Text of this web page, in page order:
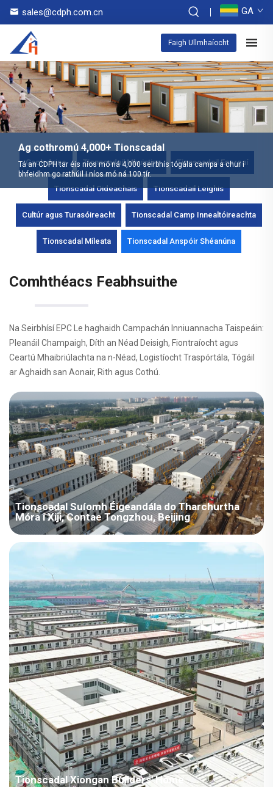
sales@cdph.com.cn GA
Faigh Ullmhaíocht
Ag cothromú 4,000+ Tionscadal
Tá an CDPH tar éis níos mó ná 4,000 seirbhís tógála campa a chur i
bhfeidhm go rathúil i níos mó ná 100 tír.
Gach duine Tionscadail Mhuintire Tionscadail Energaí
Tionscadal Oideachais Tionscadail Leighis
Cultúr agus Turasóireacht Tionscadal Camp Innealtóireachta
Tionscadal Míleata Tionscadal Anspóir Shéanúna
Comhthéacs Feabhsuithe
Na Seirbhísí EPC Le haghaidh Campachán Inniuannacha Taispeáin:
Pleanáil Champaigh, Díth an Néad Deisigh, Fiontraíocht agus
Ceartú Mhaibriúlachta na n-Néad, Logistíocht Traspórtála, Tógáil
ar Aghaidh san Aonair, Rith agus Cothú.
Tionscadal Suíomh Éigeandála do Tharchurtha
Móra i Xiji, Contae Tongzhou, Beijing
Tá an tionscadal suite i Xiji, Tongzhou, agus tá sé i gceangal le
sé chomhlacht, lena meascán na comhlachtaí i Chengdong.
Críochnaíodh an príomh-thógáil den chéad chuid, a bhí
comhdhéanta as 34 foirgneamh, i 30 lá amháin, rud a
laghdaigh an tréimhse tógála faoi bhunús níos mó ná 40% i
gcomparáid le tionscadail éigeandála traidisiúnta.
Tionscadal Xiongan Builders' Home